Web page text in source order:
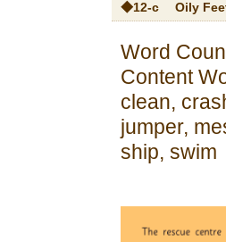
◆12-c Oily
Word
Content
clean,
jumper,
ship, swim